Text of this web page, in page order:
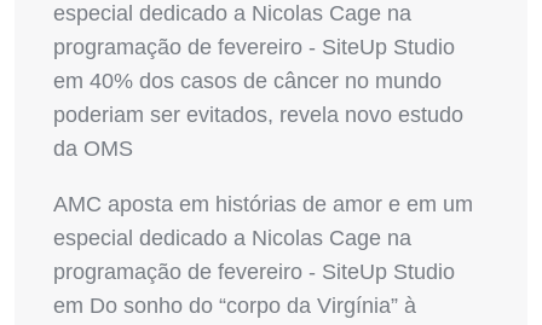
especial dedicado a Nicolas Cage na
programação de fevereiro - SiteUp Studio
em 40% dos casos de câncer no mundo
poderiam ser evitados, revela novo estudo
da OMS
AMC aposta em histórias de amor e em um
especial dedicado a Nicolas Cage na
programação de fevereiro - SiteUp Studio
em Do sonho do “corpo da Virgínia” à